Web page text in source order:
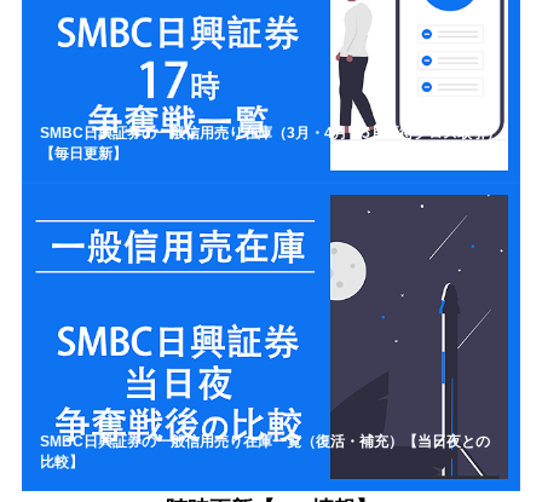
SMBC日興証券の一般信用売り在庫（3月・4月・5月優待クロス取引）
【毎日更新】
SMBC日興証券の一般信用売り在庫一覧（復活・補充）【当日夜との
比較】